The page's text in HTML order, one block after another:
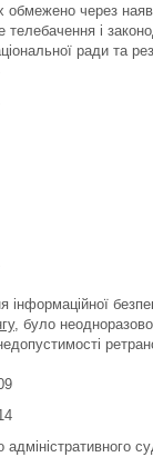
обмежено через
телебачення і
ради та
інформаційної
, було